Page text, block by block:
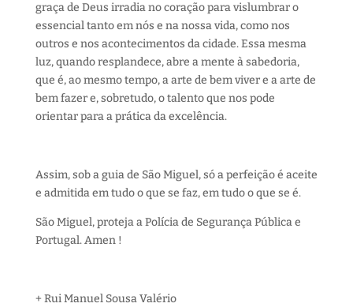
graça de Deus irradia no coração para vislumbrar o
essencial tanto em nós e na nossa vida, como nos
outros e nos acontecimentos da cidade. Essa mesma
luz, quando resplandece, abre a mente à sabedoria,
que é, ao mesmo tempo, a arte de bem viver e a arte de
bem fazer e, sobretudo, o talento que nos pode
orientar para a prática da excelência.
Assim, sob a guia de São Miguel, só a perfeição é aceite
e admitida em tudo o que se faz, em tudo o que se é.
São Miguel, proteja a Polícia de Segurança Pública e
Portugal. Amen !
+ Rui Manuel Sousa Valério